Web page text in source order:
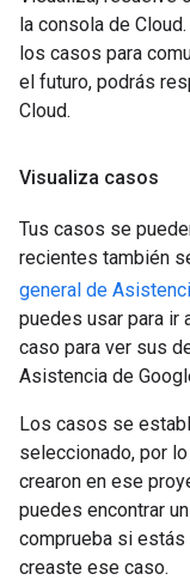
la consola de
los casos para
el futuro, podrás
Cloud.
Visualiza casos
Tus casos se
recientes también
general de
puedes usar para ir
caso para ver sus
Asistencia de
Los casos se
seleccionado, por
crearon en ese
puedes encontrar
comprueba si
creaste ese caso.